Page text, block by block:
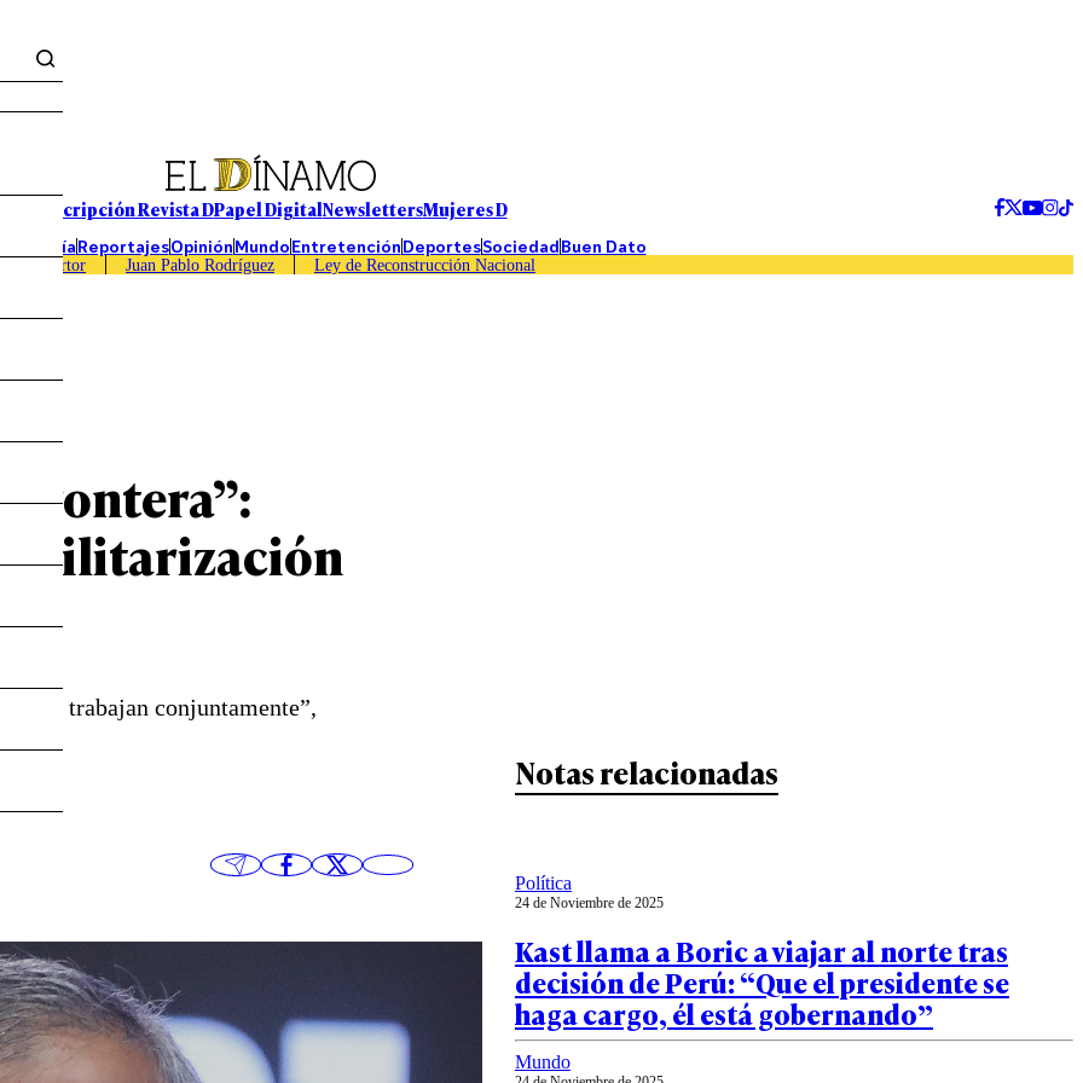
Suscripción Revista DPapel DigitalNewslettersMujeres D
EconomíaReportajesOpiniónMundoEntretenciónDeportesSociedadBuen Dato
Caso Sartor Juan Pablo Rodríguez Ley de Reconstrucción Nacional
frontera”:
militarización
se trabajan conjuntamente”,
Notas relacionadas
Política
24 de Noviembre de 2025
Kast llama a Boric a viajar al norte tras
decisión de Perú: “Que el presidente se
haga cargo, él está gobernando”
Mundo